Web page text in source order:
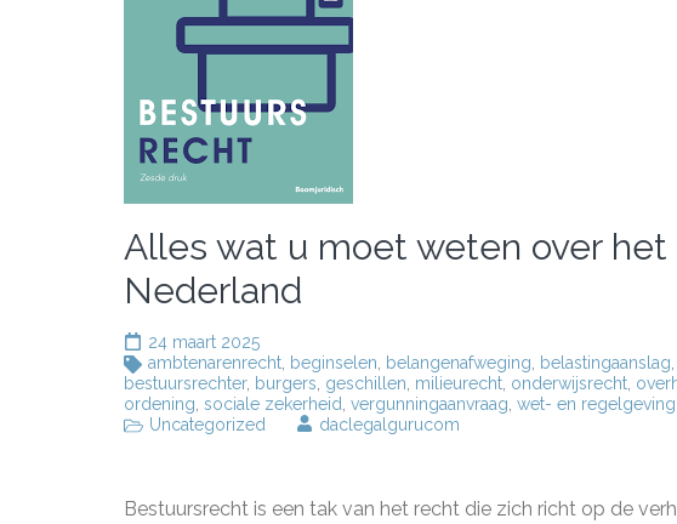
Alles wat u moet weten over
Nederland
24 maart 2025
ambtenarenrecht beginselen belangenafweging belastingaanslag
bestuursrechter, burgers geschillen milieurecht onderwijsrecht
ordening sociale zekerheid vergunningaanvraag wet- en regelgeving
Uncategorized
daclegalgurucom
Bestuursrecht is een tak van het recht die zich richt op de